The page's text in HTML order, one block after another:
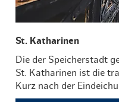
St. Katharinen
Die der Speicherstadt
St. Katharinen ist die
Kurz nach der